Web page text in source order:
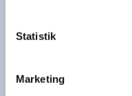
Statistik
Marketing